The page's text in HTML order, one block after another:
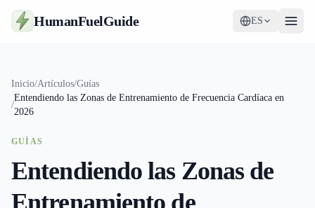
HumanFuelGuide ES
Herramientas
Estrategia
Inicio/Artículos/Guías
/
Entendiendo las Zonas de Entrenamiento de Frecuencia Cardíaca en
2026
GUÍAS
Entendiendo las Zonas de
Entrenamiento de